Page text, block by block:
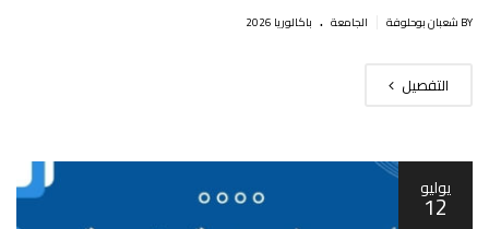
BY شعبان بوحلوفة الجامعة . باكالوريا 2026
التفصيل
يوليو
12